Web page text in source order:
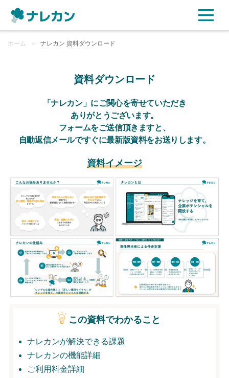
ご利用プラン
ご利用企業様の声
セキュリティ
よくある質問
資料ダウンロード
無料トライアル
ログイン
ホーム ＞ ナレカン 資料ダウンロード
資料ダウンロード
「ナレカン」にご関心を寄せていただき
ありがとうございます。
フォームをご送信頂きますと、
自動返信メールですぐに最新版資料をお送りします。
資料イメージ
この資料でわかること
ナレカンが解決できる課題
ナレカンの機能詳細
ご利用料金詳細